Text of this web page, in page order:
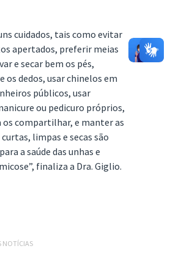
cuidados, tais como evitar
apertados, preferir meias
e secar bem os pés,
os dedos, usar chinelos em
públicos, usar
ou pedicuro próprios,
os compartilhar, e manter as
limpas e secas são
a saúde das unhas e
finaliza a Dra. Giglio.
NOTÍCIAS